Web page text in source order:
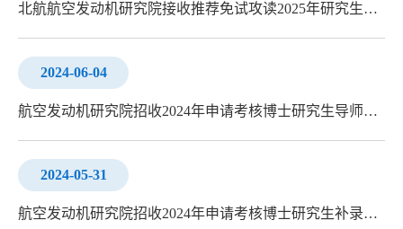
北航航空发动机研究院接收推荐免试攻读2025年研究生（含博士）工作方案
2024-06-04
航空发动机研究院招收2024年申请考核博士研究生导师调整公示
2024-05-31
航空发动机研究院招收2024年申请考核博士研究生补录取结果公示